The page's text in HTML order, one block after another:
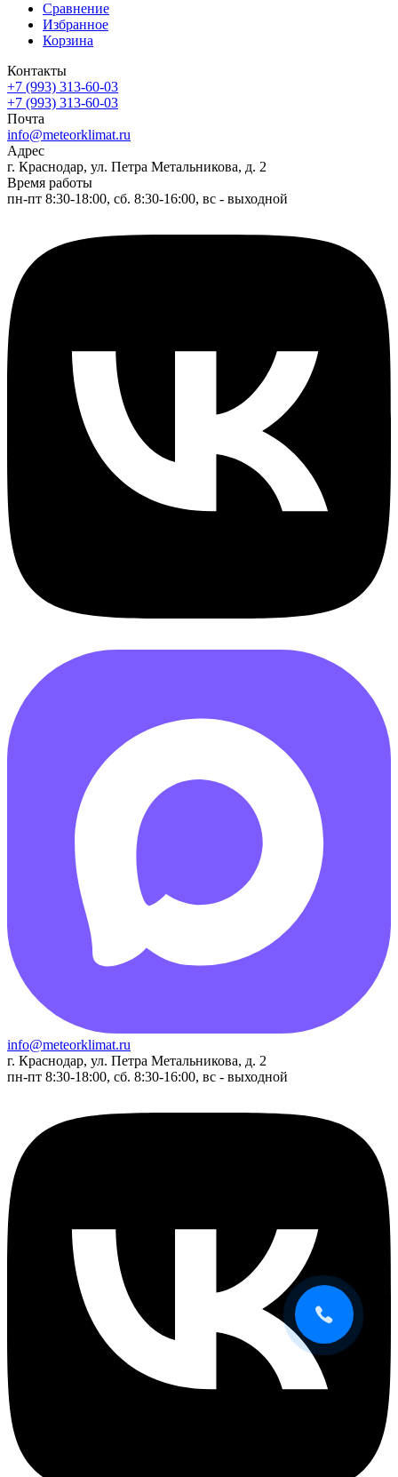
Сравнение
Избранное
Корзина
Контакты
+7 (993) 313-60-03
+7 (993) 313-60-03
Почта
info@meteorklimat.ru
Адрес
г. Краснодар, ул. Петра Метальникова, д. 2
Время работы
пн-пт 8:30-18:00, сб. 8:30-16:00, вс - выходной
info@meteorklimat.ru
г. Краснодар, ул. Петра Метальникова, д. 2
пн-пт 8:30-18:00, сб. 8:30-16:00, вс - выходной